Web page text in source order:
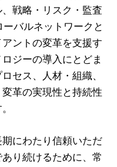
戦略・リスク・監査
バルネットワークと
ントの変革を支援す
ジーの導入にとどま
セス、人材・組織、
革の実現性と持続性
にわたり信頼いただ
り続けるために、常